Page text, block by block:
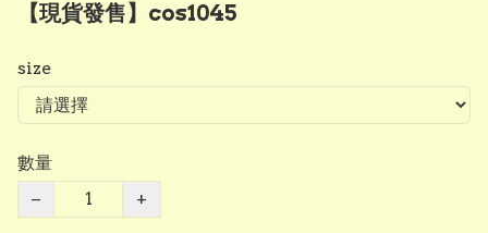
【現貨發售】cos1045
size
數量
−
+